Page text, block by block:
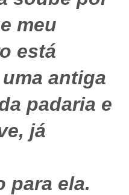
meu
está
antiga
padaria e
já
para ela.